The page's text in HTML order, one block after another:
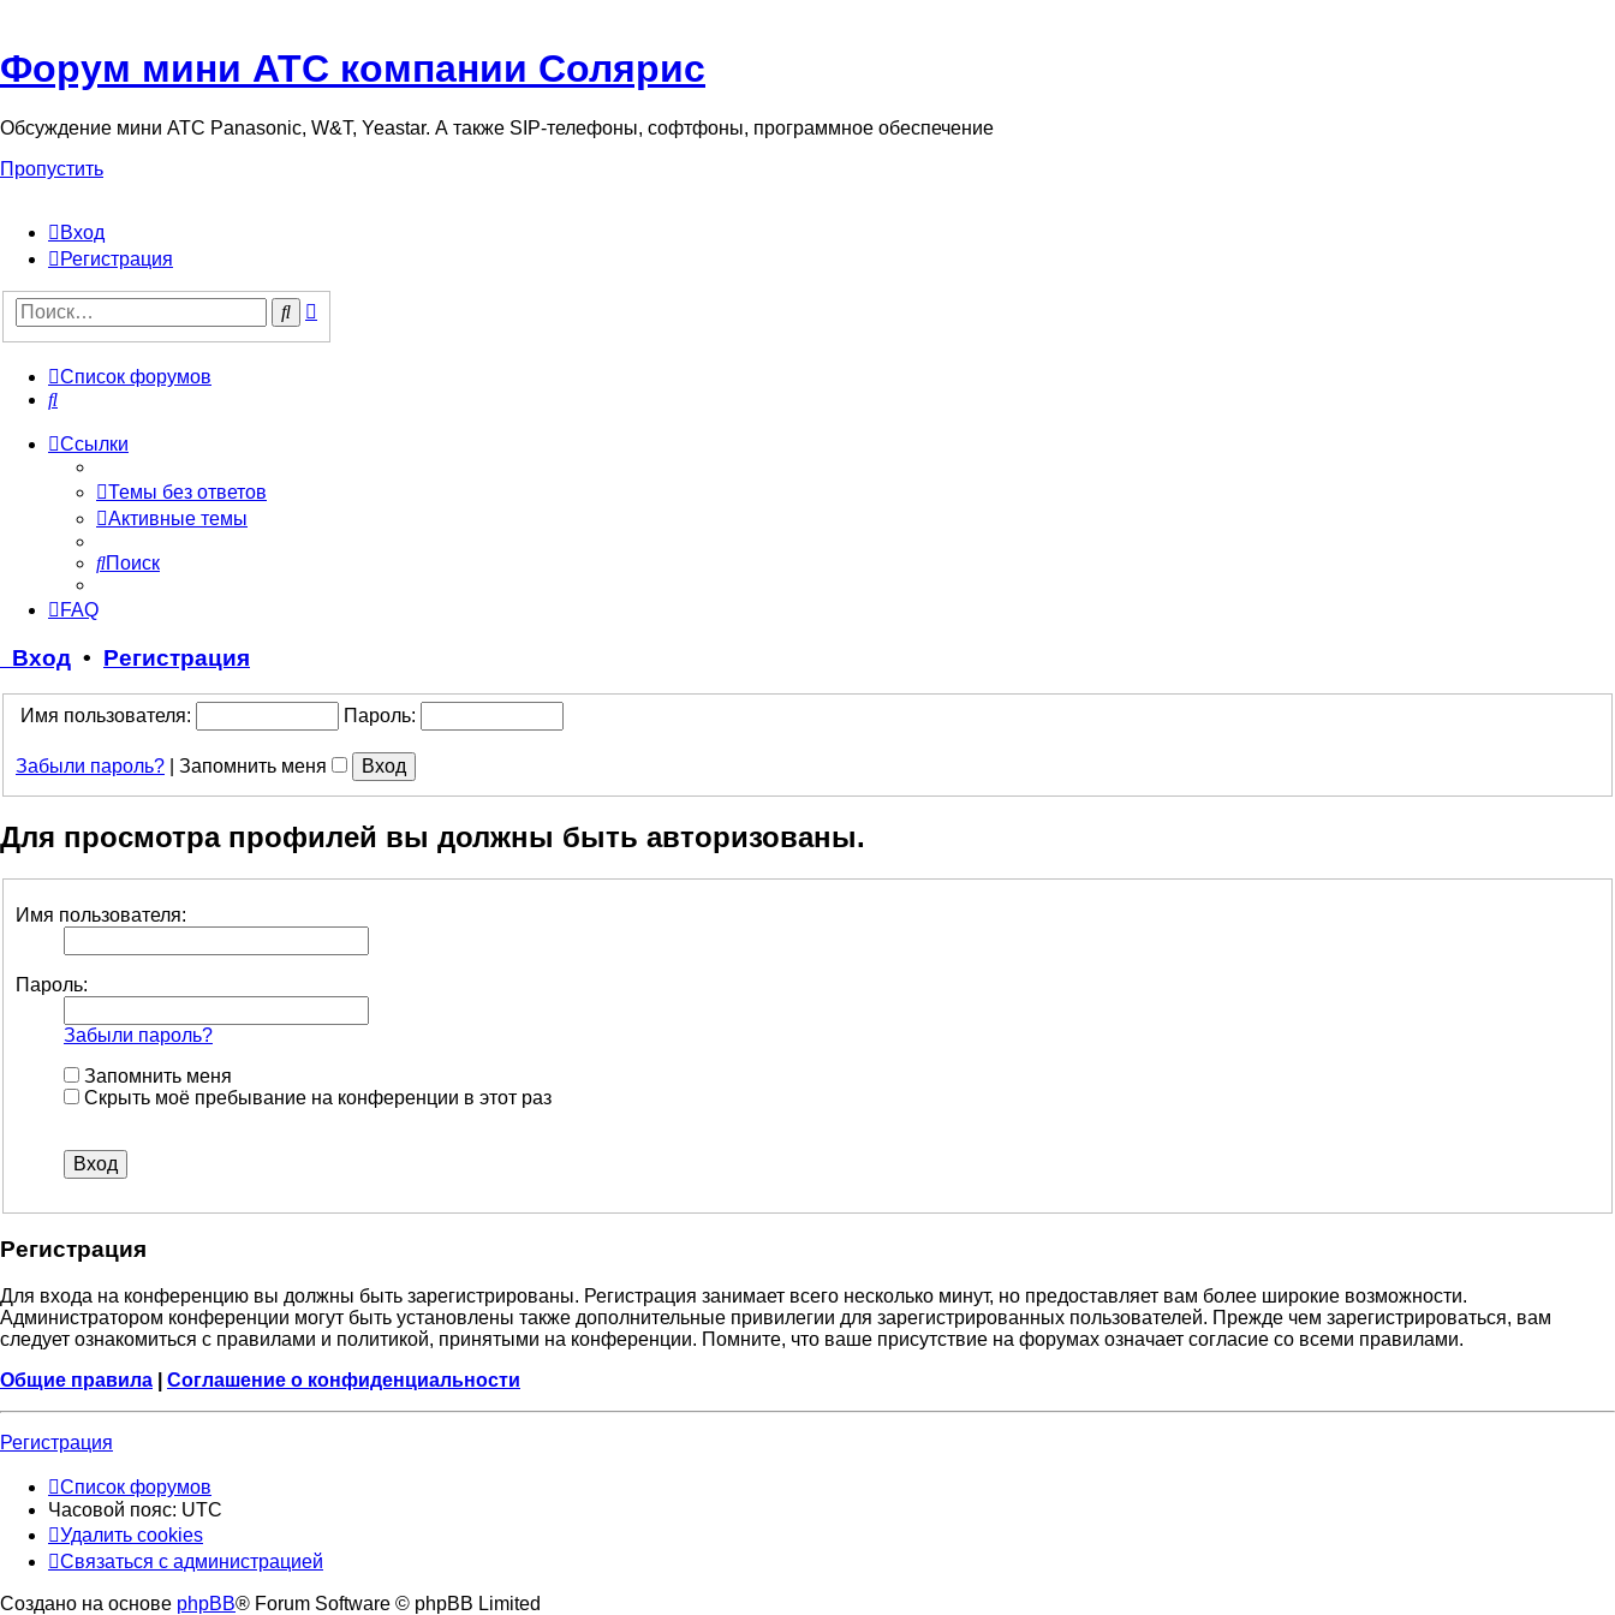
Форум мини АТС компании Солярис
Обсуждение мини АТС Panasonic, W&T, Yeastar. А также SIP-телефоны, софтфоны, программное обеспечение
Пропустить
Вход
Регистрация
Поиск
Список форумов
Поиск
Ссылки
Темы без ответов
Активные темы
Поиск
FAQ
Вход • Регистрация
Имя пользователя: Пароль:
Забыли пароль? Запомнить меня
Для просмотра профилей вы должны быть авторизованы.
Имя пользователя:
Пароль:
Забыли пароль?
Запомнить меня
Скрыть моё пребывание на конференции в этот раз
Регистрация
Для входа на конференцию вы должны быть зарегистрированы. Регистрация занимает всего несколько минут, но предоставляет вам более широкие возможности.
Администратором конференции могут быть установлены также дополнительные привилегии для зарегистрированных пользователей. Прежде чем зарегистрироваться, вам
следует ознакомиться с правилами и политикой, принятыми на конференции. Помните, что ваше присутствие на форумах означает согласие со всеми правилами.
Общие правила
Соглашение о конфиденциальности
Регистрация
Список форумов
Часовой пояс: UTC
Удалить cookies
Связаться с администрацией
Создано на основе phpBB® Forum Software © phpBB Limited